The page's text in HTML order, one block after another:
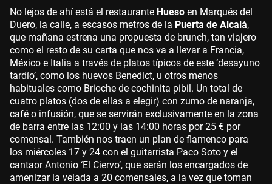
No lejos de ahí está el restaurante Hueso en Marqués del
Duero, la calle, a escasos metros de la Puerta de Alcalá,
que mañana estrena una propuesta de brunch, tan viajero
como el resto de su carta que nos va a llevar a Francia,
México e Italia a través de platos típicos de este ‘desayuno
tardío’, como los huevos Benedict, u otros menos
habituales como Brioche de cochinita pibil. Un total de
cuatro platos (dos de ellas a elegir) con zumo de naranja,
café o infusión, que se servirán exclusivamente en la zona
de barra entre las 12:00 y las 14:00 horas por 25 € por
comensal. También nos traen un plan de flamenco para
los miércoles 17 y 24 con el guitarrista Paco Soto y el
cantaor Antonio ‘El Ciervo’, que serán los encargados de
amenizar la velada a 20 comensales, a la vez que toman